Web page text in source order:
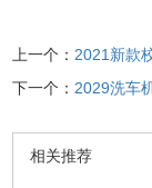
上一个：2021新款
下一个：2029洗车
相关推荐